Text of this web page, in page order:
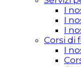
I
I
I
Corsi di
I